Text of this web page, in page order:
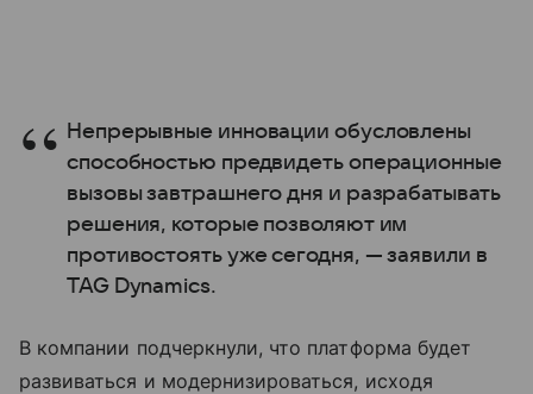
Непрерывные инновации обусловлены
способностью предвидеть операционные
вызовы завтрашнего дня и разрабатывать
решения, которые позволяют им
противостоять уже сегодня, — заявили в
TAG Dynamics.
В компании подчеркнули, что платформа будет
развиваться и модернизироваться, исходя